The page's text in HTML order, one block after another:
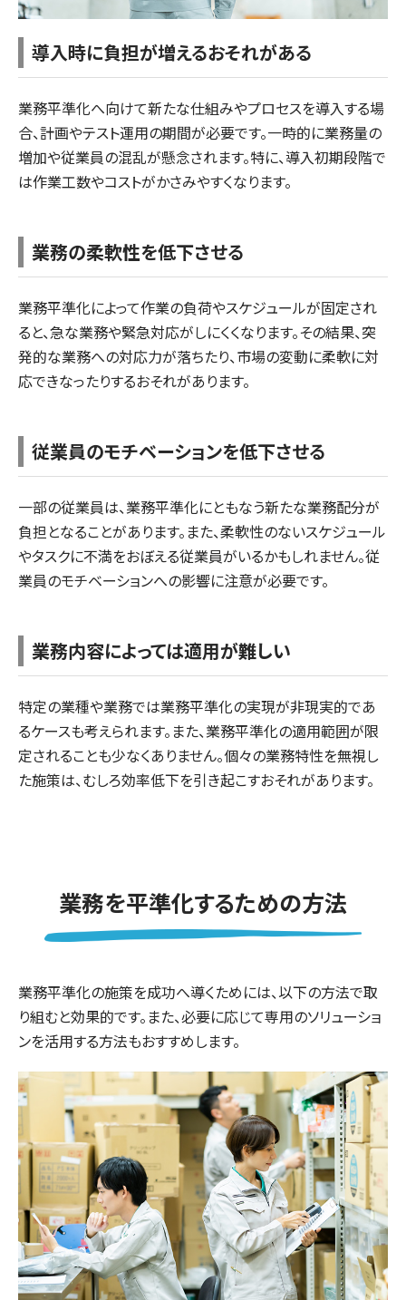
導入時に負担が増えるおそれがある
業務平準化へ向けて新たな仕組みやプロセスを導入する場
合、計画やテスト運用の期間が必要です。一時的に業務量の
増加や従業員の混乱が懸念されます。特に、導入初期段階で
は作業工数やコストがかさみやすくなります。
業務の柔軟性を低下させる
業務平準化によって作業の負荷やスケジュールが固定され
ると、急な業務や緊急対応がしにくくなります。その結果、突
発的な業務への対応力が落ちたり、市場の変動に柔軟に対
応できなったりするおそれがあります。
従業員のモチベーションを低下させる
一部の従業員は、業務平準化にともなう新たな業務配分が
負担となることがあります。また、柔軟性のないスケジュール
やタスクに不満をおぼえる従業員がいるかもしれません。従
業員のモチベーションへの影響に注意が必要です。
業務内容によっては適用が難しい
特定の業種や業務では業務平準化の実現が非現実的であ
るケースも考えられます。また、業務平準化の適用範囲が限
定されることも少なくありません。個々の業務特性を無視し
た施策は、むしろ効率低下を引き起こすおそれがあります。
業務を平準化するための方法
業務平準化の施策を成功へ導くためには、以下の方法で取
り組むと効果的です。また、必要に応じて専用のソリューショ
ンを活用する方法もおすすめします。